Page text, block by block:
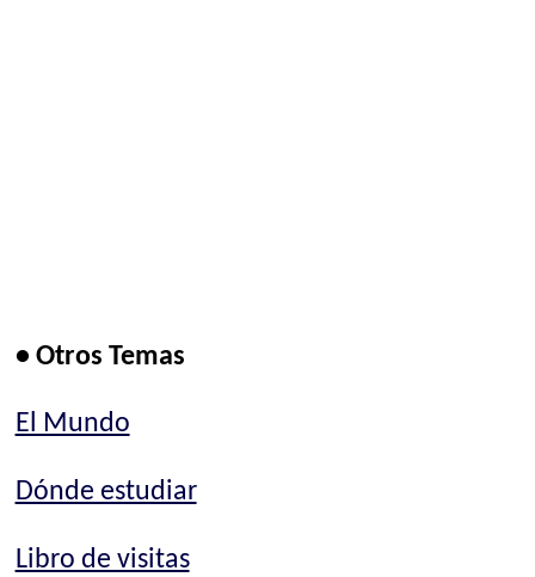
• Otros Temas
El Mundo
Dónde estudiar
Libro de visitas